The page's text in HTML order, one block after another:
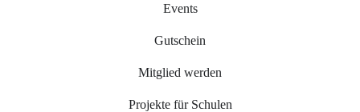
Events
Gutschein
Mitglied werden
Projekte für Schulen